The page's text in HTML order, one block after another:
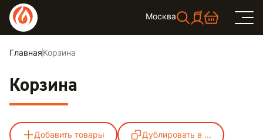
Москва
ГлавнаяКорзина
Корзина
Добавить товары Дублировать в ...